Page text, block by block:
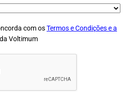
com osTermos e Condições e a
da Voltimum